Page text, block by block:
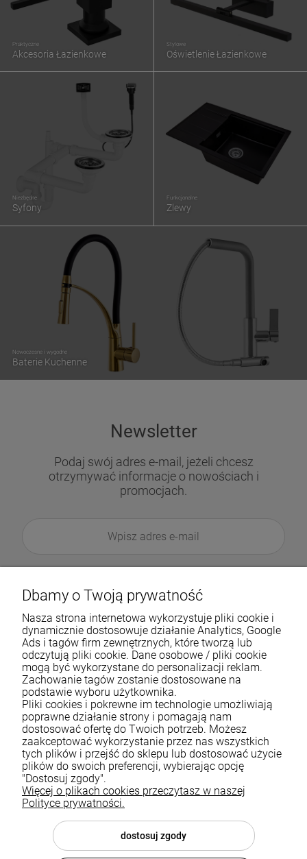
Praktyczne
Akcesoria Łazienkowe
Stylowe
Oświetlenie Łazienkowe
Nowoczesne i wygodne
Baterie Kuchenne
Niezbędne
Syfony
Funkcjonalne
Zlewy
Newsletter
Podaj swój adres e-mail, jeżeli chcesz
otrzymywać informacje o nowościach i
promocjach.
Pomoc
Moje konto
Płatności i dostawa
Informacje
Dbamy o Twoją prywatność
Nasza strona internetowa wykorzystuje pliki cookie i
dynamicznie dostosowuje działanie Analytics, Google
Ads i tagów firm zewnętrznych, które tworzą lub
odczytują pliki cookie. Dane osobowe / pliki cookie
mogą być wykorzystane do personalizacji reklam.
Zachowanie tagów zostanie dostosowane na
podstawie wyboru użytkownika.
Pliki cookies i pokrewne im technologie umożliwiają
poprawne działanie strony i pomagają nam
dostosować ofertę do Twoich potrzeb. Możesz
zaakceptować wykorzystanie przez nas wszystkich
tych plików i przejść do sklepu lub dostosować użycie
plików do swoich preferencji, wybierając opcję
"Dostosuj zgody".
Więcej o plikach cookies przeczytasz w naszej
Polityce prywatności.
dostosuj zgody